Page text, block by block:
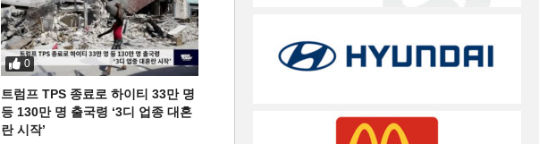
0
트럼프 TPS 종료로 하이티 33만 명
등 130만 명 출국령 ‘3디 업종 대혼
란 시작’